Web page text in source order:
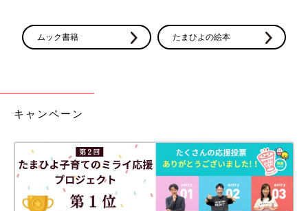
ムック書籍 たまひよの絵本
キャンペーン